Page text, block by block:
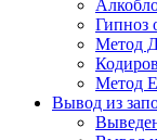
Гипноз
Метод
Метод
Вывод из